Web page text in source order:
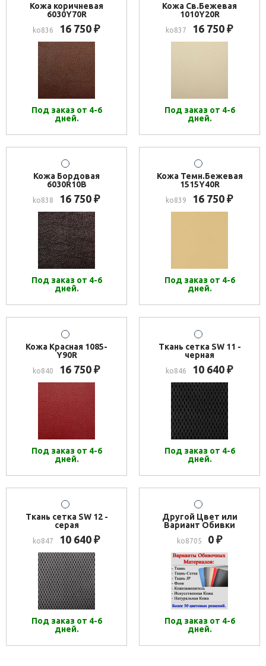
Кожа коричневая
6030Y70R
ko836 16 750 ₽
Под заказ от 4-6
дней.
Кожа Св.Бежевая
1010Y20R
ko837 16 750 ₽
Под заказ от 4-6
дней.
Кожа Бордовая
6030R10B
ko838 16 750 ₽
Под заказ от 4-6
дней.
Кожа Темн.Бежевая
1515Y40R
ko839 16 750 ₽
Под заказ от 4-6
дней.
Кожа Красная 1085-
Y90R
ko840 16 750 ₽
Под заказ от 4-6
дней.
Ткань сетка SW 11 -
черная
ko846 10 640 ₽
Под заказ от 4-6
дней.
Ткань сетка SW 12 -
серая
ko847 10 640 ₽
Под заказ от 4-6
дней.
Другой Цвет или
Вариант Обивки
ko8705 0 ₽
Под заказ от 4-6
дней.